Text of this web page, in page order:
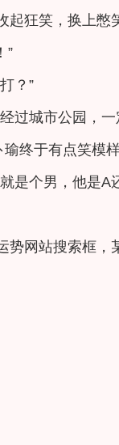
起狂笑，换上憋
”
？”
过城市公园，
瑜终于有点笑模样
是个男，他是
势网站搜索框，